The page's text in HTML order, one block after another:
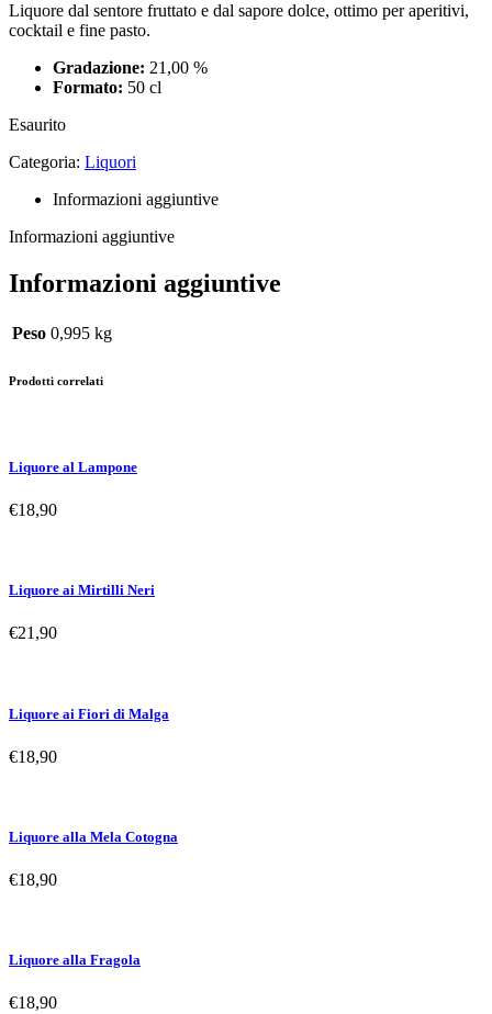
Liquore dal sentore fruttato e dal sapore dolce, ottimo per aperitivi,
cocktail e fine pasto.
Gradazione: 21,00 %
Formato: 50 cl
Esaurito
Categoria: Liquori
Informazioni aggiuntive
Informazioni aggiuntive
Informazioni aggiuntive
Peso 0,995 kg
Prodotti correlati
Liquore al Lampone
€18,90
Liquore ai Mirtilli Neri
€21,90
Liquore ai Fiori di Malga
€18,90
Liquore alla Mela Cotogna
€18,90
Liquore alla Fragola
€18,90